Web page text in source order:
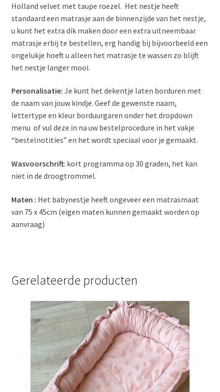
Holland velvet met taupe roezel. Het nestje heeft
standaard een matrasje aan de binnenzijde van het nestje,
u kunt het extra dik maken door een extra uitneembaar
matrasje erbij te bestellen, erg handig bij bijvoorbeeld een
ongelukje hoeft u alleen het matrasje te wassen zo blijft
het nestje langer mooi.
Personalisatie: Je kunt het dekentje laten borduren met
de naam van jouw kindje. Geef de gewenste naam,
lettertype en kleur borduurgaren onder het dropdown
menu of vul deze in na uw bestelprocedure in het vakje
“bestelnotities” en het wordt speciaal voor je gemaakt.
Wasvoorschrift: kort programma op 30 graden, het kan
niet in de droogtrommel.
Maten : Het babynestje heeft ongeveer een matrasmaat
van 75 x 45cm (eigen maten kunnen gemaakt worden op
aanvraag)
Gerelateerde producten